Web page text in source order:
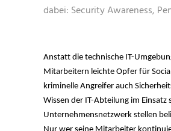
dabei: Security Awareness,
Anstatt die technische IT-
Mitarbeitern leichte Opfer für
kriminelle Angreifer auch
Wissen der IT-Abteilung im
Unternehmensnetzwerk stellen